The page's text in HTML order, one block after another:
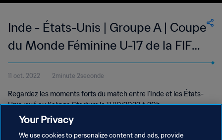
Inde - États-Unis | Groupe A | Coupe
du Monde Féminine U-17 de la FIFA,
Inde 2022™ | Résumé vidéo
11 oct. 2022 2minute 2seconde
Regardez les moments forts du match entre l'Inde et les États-
Unis joué au Kalinga Stadium le 11/10/2022 à 20h.
Your Privacy
We use cookies to personalize content and ads, provide